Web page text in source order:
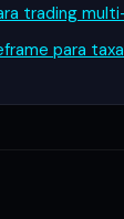
trading
para